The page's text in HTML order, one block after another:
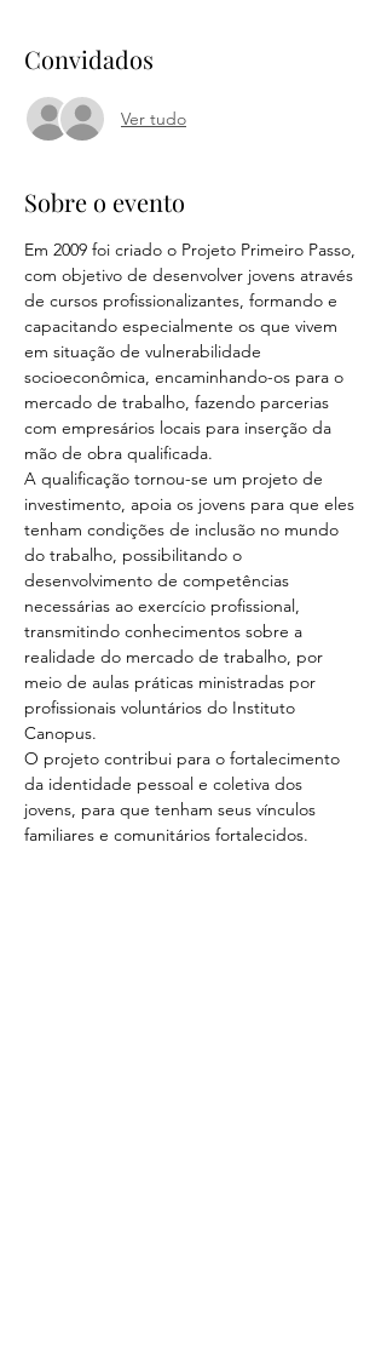
Convidados
Ver tudo
Sobre o evento
Em 2009 foi criado o Projeto Primeiro Passo,
com objetivo de desenvolver jovens através
de cursos profissionalizantes, formando e
capacitando especialmente os que vivem
em situação de vulnerabilidade
socioeconômica, encaminhando-os para o
mercado de trabalho, fazendo parcerias
com empresários locais para inserção da
mão de obra qualificada.
A qualificação tornou-se um projeto de
investimento, apoia os jovens para que eles
tenham condições de inclusão no mundo
do trabalho, possibilitando o
desenvolvimento de competências
necessárias ao exercício profissional,
transmitindo conhecimentos sobre a
realidade do mercado de trabalho, por
meio de aulas práticas ministradas por
profissionais voluntários do Instituto
Canopus.
O projeto contribui para o fortalecimento
da identidade pessoal e coletiva dos
jovens, para que tenham seus vínculos
familiares e comunitários fortalecidos.